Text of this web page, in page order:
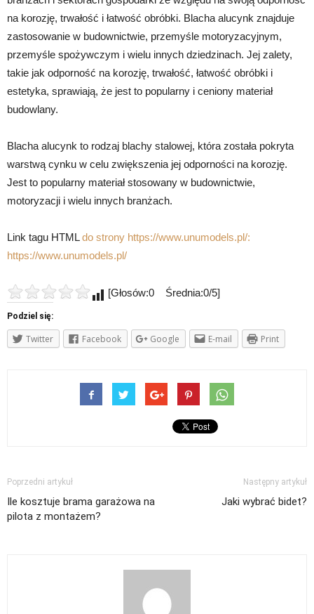
na korozję, trwałość i łatwość obróbki. Blacha alucynk znajduje
zastosowanie w budownictwie, przemyśle motoryzacyjnym,
przemyśle spożywczym i wielu innych dziedzinach. Jej zalety,
takie jak odporność na korozję, trwałość, łatwość obróbki i
estetyka, sprawiają, że jest to popularny i ceniony materiał
budowlany.
Blacha alucynk to rodzaj blachy stalowej, która została pokryta
warstwą cynku w celu zwiększenia jej odporności na korozję.
Jest to popularny materiał stosowany w budownictwie,
motoryzacji i wielu innych branżach.
Link tagu HTMLdo strony https://www.unumodels.pl/:
https://www.unumodels.pl/
[Głosów:0 Średnia:0/5]
Podziel się:
Twitter Facebook Google E-mail Print
Poprzedni artykuł
Ile kosztuje brama garażowa na
pilota z montażem?
Następny artykuł
Jaki wybrać bidet?